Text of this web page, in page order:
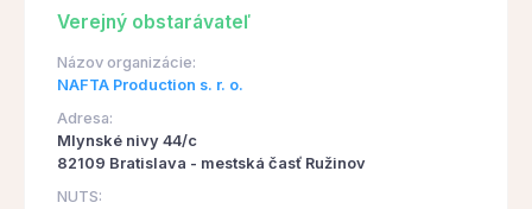
Verejný obstarávateľ
Názov organizácie:
NAFTA Production s. r. o.
Adresa:
Mlynské nivy 44/c
82109 Bratislava - mestská časť Ružinov
NUTS: